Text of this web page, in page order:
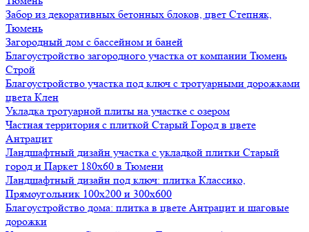
Забор из декоративных бетонных блоков, цвет Степняк,
Тюмень
Загородный дом с бассейном и баней
Благоустройство загородного участка от компании Тюмень
Строй
Благоустройство участка под ключ с тротуарными дорожками
цвета Клен
Укладка тротуарной плиты на участке с озером
Частная территория с плиткой Старый Город в цвете
Антрацит
Ландшафтный дизайн участка с укладкой плитки Старый
город и Паркет 180х60 в Тюмени
Ландшафтный дизайн под ключ: плитка Классико,
Прямоугольник 100х200 и 300х600
Благоустройство дома: плитка в цвете Антрацит и шаговые
дорожки